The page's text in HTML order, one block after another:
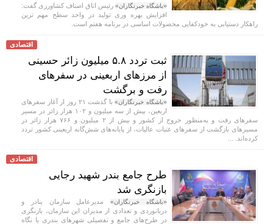
«باشگاه خبرنگاران» رئیس اتاق اصناف کشاورزی گفت:
افزایش بهره وری تولید در واحد سطح مهم ترین
راهکار دستیابی به خودکفایی محصولات اساسی در برنامه هفتم است.
اقتصادی
ثبت تردد ۵.۸ میلیون زائر حسینی
از مرزهای اربعینی در سفرهای
رفت و برگشت
«باشگاه خبرنگاران»
با گذشت ۲۱ روز از آغاز سفرهای
اربعین، بیش از سه میلیون و ۱۰۲ هزار زائر در مسیر
سفرهای رفت و به‌منظور خروج از کشور و بیش از ۲ میلیون و ۷۶۶ هزار زائر در
مسیرهای بازگشت از سفرهای عتبات عالیات، از پایانه‌های شش‌گانه اربعینی کشور تردد
کرده‌اند. ...
اقتصادی
طرح جامع بندر شهید رجایی
بازنگری شد
«باشگاه خبرنگاران»مدیرعامل سازمان بنادر و
دریانوردی و تعدادی از مدیران این سازمان، بازنگری
در طرح‌های جامع و تفصیلی شهر‌های بندری با نگاه